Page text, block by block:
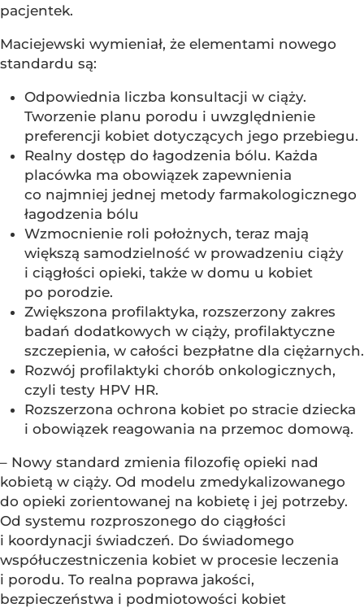
pacjentek.
Maciejewski wymieniał, że elementami nowego
standardu są:
Odpowiednia liczba konsultacji w ciąży.
Tworzenie planu porodu i uwzględnienie
preferencji kobiet dotyczących jego przebiegu.
Realny dostęp do łagodzenia bólu. Każda
placówka ma obowiązek zapewnienia
co najmniej jednej metody farmakologicznego
łagodzenia bólu
Wzmocnienie roli położnych, teraz mają
większą samodzielność w prowadzeniu ciąży
i ciągłości opieki, także w domu u kobiet
po porodzie.
Zwiększona profilaktyka, rozszerzony zakres
badań dodatkowych w ciąży, profilaktyczne
szczepienia, w całości bezpłatne dla ciężarnych.
Rozwój profilaktyki chorób onkologicznych,
czyli testy HPV HR.
Rozszerzona ochrona kobiet po stracie dziecka
i obowiązek reagowania na przemoc domową.
– Nowy standard zmienia filozofię opieki nad
kobietą w ciąży. Od modelu zmedykalizowanego
do opieki zorientowanej na kobietę i jej potrzeby.
Od systemu rozproszonego do ciągłości
i koordynacji świadczeń. Do świadomego
współuczestniczenia kobiet w procesie leczenia
i porodu. To realna poprawa jakości,
bezpieczeństwa i podmiotowości kobiet